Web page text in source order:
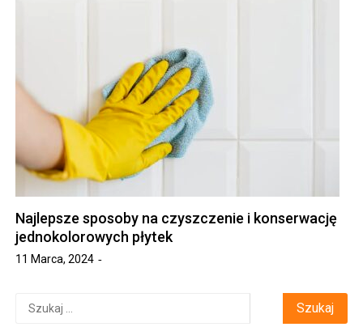
Najlepsze sposoby na czyszczenie i konserwację
jednokolorowych płytek
11 Marca, 2024
Szukaj: